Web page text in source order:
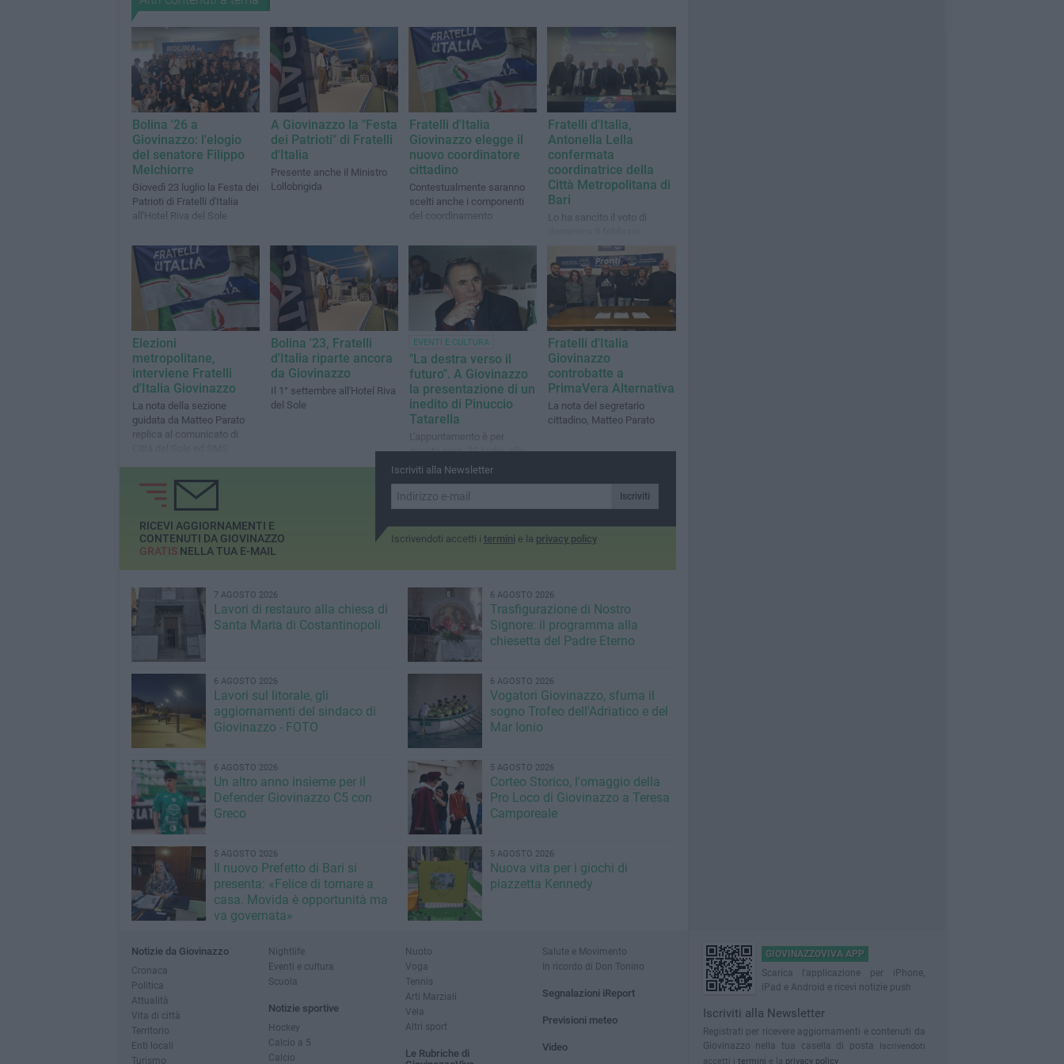
Bolina '26 a
Giovinazzo: l'elogio
del senatore Filippo
Melchiorre
Giovedì 23 luglio la Festa dei
Patrioti di Fratelli d'Italia
all'Hotel Riva del Sole
A Giovinazzo la "Festa
dei Patrioti" di Fratelli
d'Italia
Presente anche il Ministro
Lollobrigida
Fratelli d'Italia
Giovinazzo elegge il
nuovo coordinatore
cittadino
Contestualmente saranno
scelti anche i componenti
del coordinamento
Fratelli d'Italia,
Antonella Lella
confermata
coordinatrice della
Città Metropolitana di
Bari
Lo ha sancito il voto di
durante il congresso
cittadino del partito di
Giorgia Meloni
Elezioni
metropolitane,
interviene Fratelli
d'Italia Giovinazzo
La nota della sezione
guidata da Matteo Parato
replica al comunicato di
Bolina '23, Fratelli
d'Italia riparte ancora
da Giovinazzo
Il 1° settembre all'Hotel Riva
del Sole
EVENTI E CULTURA
"La destra verso il
futuro". A Giovinazzo
la presentazione di un
inedito di Pinuccio
Tatarella
L'appuntamento è per
questa sera, 20 luglio, alla
Vedetta sul Mediterraneo
Fratelli d'Italia
Giovinazzo
controbatte a
PrimaVera Alternativa
La nota del segretario
cittadino, Matteo Parato
Iscriviti alla Newsletter
Iscriviti
Iscrivendoti accetti i termini e la privacy policy
RICEVI AGGIORNAMENTI E
CONTENUTI DA GIOVINAZZO
GRATISNELLA TUA E-MAIL
7 AGOSTO 2026
Lavori di restauro alla chiesa di
Santa Maria di Costantinopoli
6 AGOSTO 2026
Trasfigurazione di Nostro
Signore: il programma alla
chiesetta del Padre Eterno
6 AGOSTO 2026
Lavori sul litorale, gli
aggiornamenti del sindaco di
Giovinazzo - FOTO
6 AGOSTO 2026
Vogatori Giovinazzo, sfuma il
sogno Trofeo dell'Adriatico e del
Mar Ionio
6 AGOSTO 2026
Un altro anno insieme per il
Defender Giovinazzo C5 con
Greco
5 AGOSTO 2026
Corteo Storico, l'omaggio della
Pro Loco di Giovinazzo a Teresa
Camporeale
5 AGOSTO 2026
Il nuovo Prefetto di Bari si
presenta: «Felice di tornare a
casa. Movida è opportunità ma
va governata»
5 AGOSTO 2026
Nuova vita per i giochi di
piazzetta Kennedy
Notizie da Giovinazzo
Cronaca
Politica
Attualità
Vita di città
Territorio
Enti locali
Turismo
Nightlife
Eventi e cultura
Scuola
Notizie sportive
Hockey
Calcio a 5
Calcio
Nuoto
Voga
Tennis
Arti Marziali
Vela
Altri sport
Le Rubriche di
Salute e Movimento
In ricordo di Don Tonino
Segnalazioni iReport
Previsioni meteo
Video
GIOVINAZZOVIVA APP
Scarica l'applicazione per iPhone,
iPad e Android e ricevi notizie push
Iscriviti alla Newsletter
Registrati per ricevere aggiornamenti e contenuti da
Giovinazzo nella tua casella di posta
Iscrivendoti
accetti i termini e la privacy policy